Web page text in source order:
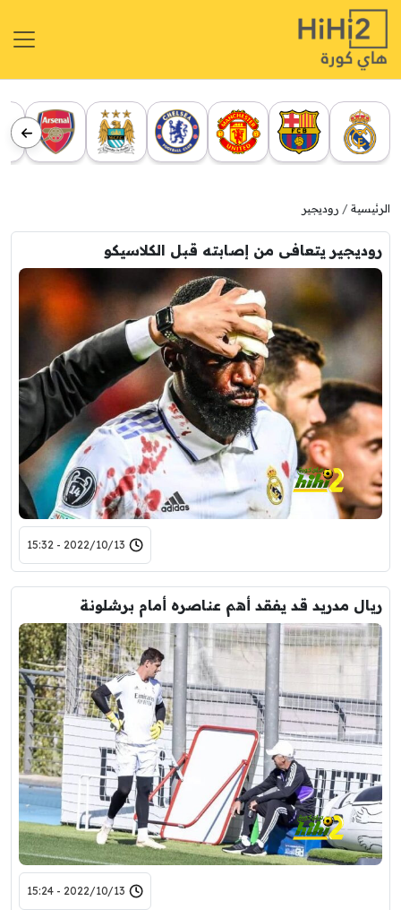
الرئيسية روديجير
روديجير يتعافى من إصابته قبل الكلاسيكو
2022/10/13 - 15:32
ريال مدريد قد يفقد أهم عناصره أمام برشلونة
2022/10/13 - 15:24